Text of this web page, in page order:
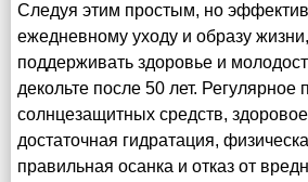
Следуя этим простым, но
ежедневному уходу и образу
поддерживать здоровье и
декольте после 50 лет. Регулярное
солнцезащитных средств,
достаточная гидратация,
правильная осанка и отказ от